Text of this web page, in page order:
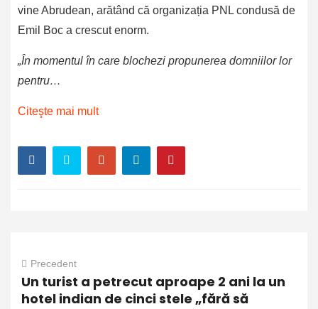
vine Abrudean, arătând că organizația PNL condusă de
Emil Boc a crescut enorm.
„În momentul în care blochezi propunerea domniilor lor
pentru…
Citeşte mai mult
Precedent
Un turist a petrecut aproape 2 ani la un
hotel indian de cinci stele „fără să